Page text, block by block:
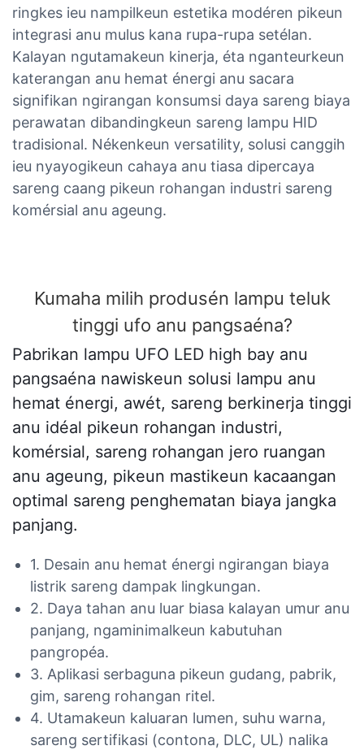
ringkes ieu nampilkeun estetika modéren pikeun
integrasi anu mulus kana rupa-rupa setélan.
Kalayan ngutamakeun kinerja, éta nganteurkeun
katerangan anu hemat énergi anu sacara
signifikan ngirangan konsumsi daya sareng biaya
perawatan dibandingkeun sareng lampu HID
tradisional. Nékenkeun versatility, solusi canggih
ieu nyayogikeun cahaya anu tiasa dipercaya
sareng caang pikeun rohangan industri sareng
komérsial anu ageung.
Kumaha milih produsén lampu teluk
tinggi ufo anu pangsaéna?
Pabrikan lampu UFO LED high bay anu
pangsaéna nawiskeun solusi lampu anu
hemat énergi, awét, sareng berkinerja tinggi
anu idéal pikeun rohangan industri,
komérsial, sareng rohangan jero ruangan
anu ageung, pikeun mastikeun kacaangan
optimal sareng penghematan biaya jangka
panjang.
1. Desain anu hemat énergi ngirangan biaya
listrik sareng dampak lingkungan.
2. Daya tahan anu luar biasa kalayan umur anu
panjang, ngaminimalkeun kabutuhan
pangropéa.
3. Aplikasi serbaguna pikeun gudang, pabrik,
gim, sareng rohangan ritel.
4. Utamakeun kaluaran lumen, suhu warna,
sareng sertifikasi (contona, DLC, UL) nalika